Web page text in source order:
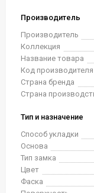
Производитель
Производитель
Коллекция
Название товара
Код производителя
Страна бренда
Страна
Тип и назначение
Способ укладки
Основа
Тип замка
Цвет
Фаска